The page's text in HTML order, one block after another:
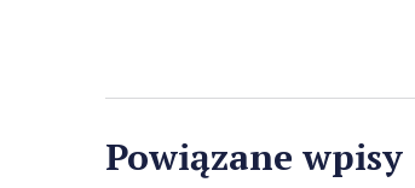
Powiązane wpisy